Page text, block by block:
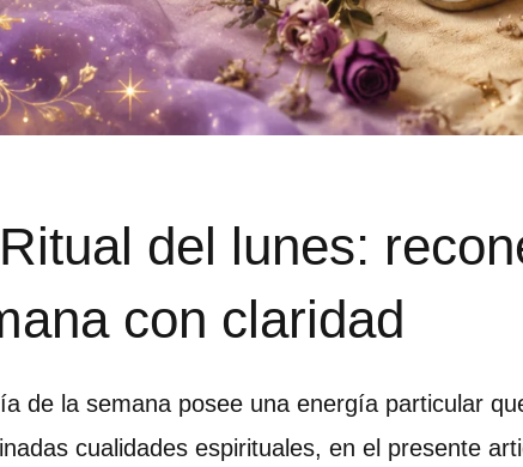
Ritual del lunes:
con claridad
de la semana posee una energía particular
cualidades espirituales, en el presente